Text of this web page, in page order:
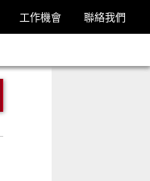
工作機會 聯絡我們